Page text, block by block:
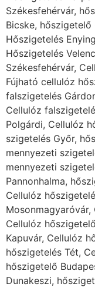
Székesfehérvár,
Bicske, hőszigetelő
Hőszigetelés
Hőszigetelés
Székesfehérvár,
Fújható cellulóz
falszigetelés
Cellulóz
Polgárdi, Cellulóz
szigetelés Győr,
mennyezeti
mennyezeti
Pannonhalma,
Cellulóz
Cellulóz
Kapuvár, Cellulóz
hőszigetelés Tét,
hőszigetelő
Dunakeszi,